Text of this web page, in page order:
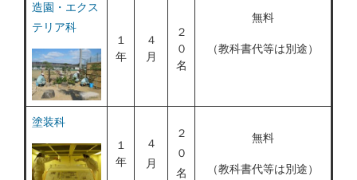
造園・エクス
テリア科
１
年
４
月
２
０
名
無料
（教科書代等は別途）
塗装科
１
年
４
月
２
０
名
無料
（教科書代等は別途）